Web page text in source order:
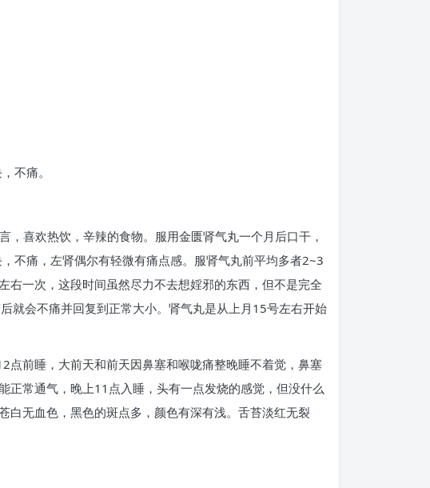
不痛。
喜欢热饮，辛辣的食物。服用金匮肾气丸一个月后口干，
不痛，左肾偶尔有轻微有痛点感。服肾气丸前平均多者2~3
一次，这段时间虽然尽力不去想婬邪的东西，但不是完全
就会不痛并回复到正常大小。肾气丸是从上月15号左右开始
前睡，大前天和前天因鼻塞和喉咙痛整晚睡不着觉，鼻塞
正常通气，晚上11点入睡，头有一点发烧的感觉，但没什么
白无血色，黑色的斑点多，颜色有深有浅。舌苔淡红无裂